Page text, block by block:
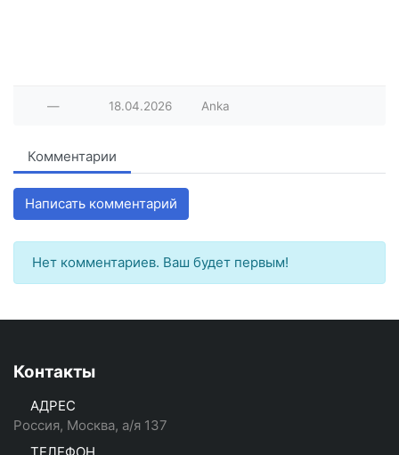
— 18.04.2026 Anka
Комментарии
Написать комментарий
Нет комментариев. Ваш будет первым!
Контакты
АДРЕС
Россия, Москва, а/я 137